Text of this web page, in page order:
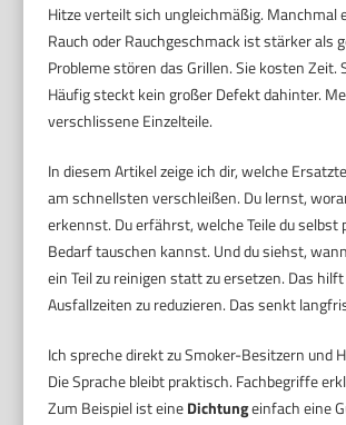
Hitze verteilt sich ungleichmäßig. Manchmal
Rauch oder Rauchgeschmack ist stärker als
Probleme stören das Grillen. Sie kosten Zeit.
Häufig steckt kein großer Defekt dahinter.
verschlissene Einzelteile.
In diesem Artikel zeige ich dir, welche
am schnellsten verschleißen. Du lernst,
erkennst. Du erfährst, welche Teile du selbst
Bedarf tauschen kannst. Und du siehst,
ein Teil zu reinigen statt zu ersetzen. Das hilft
Ausfallzeiten zu reduzieren. Das senkt
Ich spreche direkt zu Smoker-Besitzern und
Die Sprache bleibt praktisch. Fachbegriffe
Zum Beispiel ist eineDichtungeinfach eine